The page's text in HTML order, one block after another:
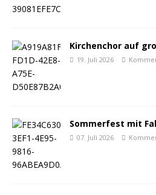
Kirchenchor auf
19. Juli 2026
Sommerfest mit
07. Juli 2026